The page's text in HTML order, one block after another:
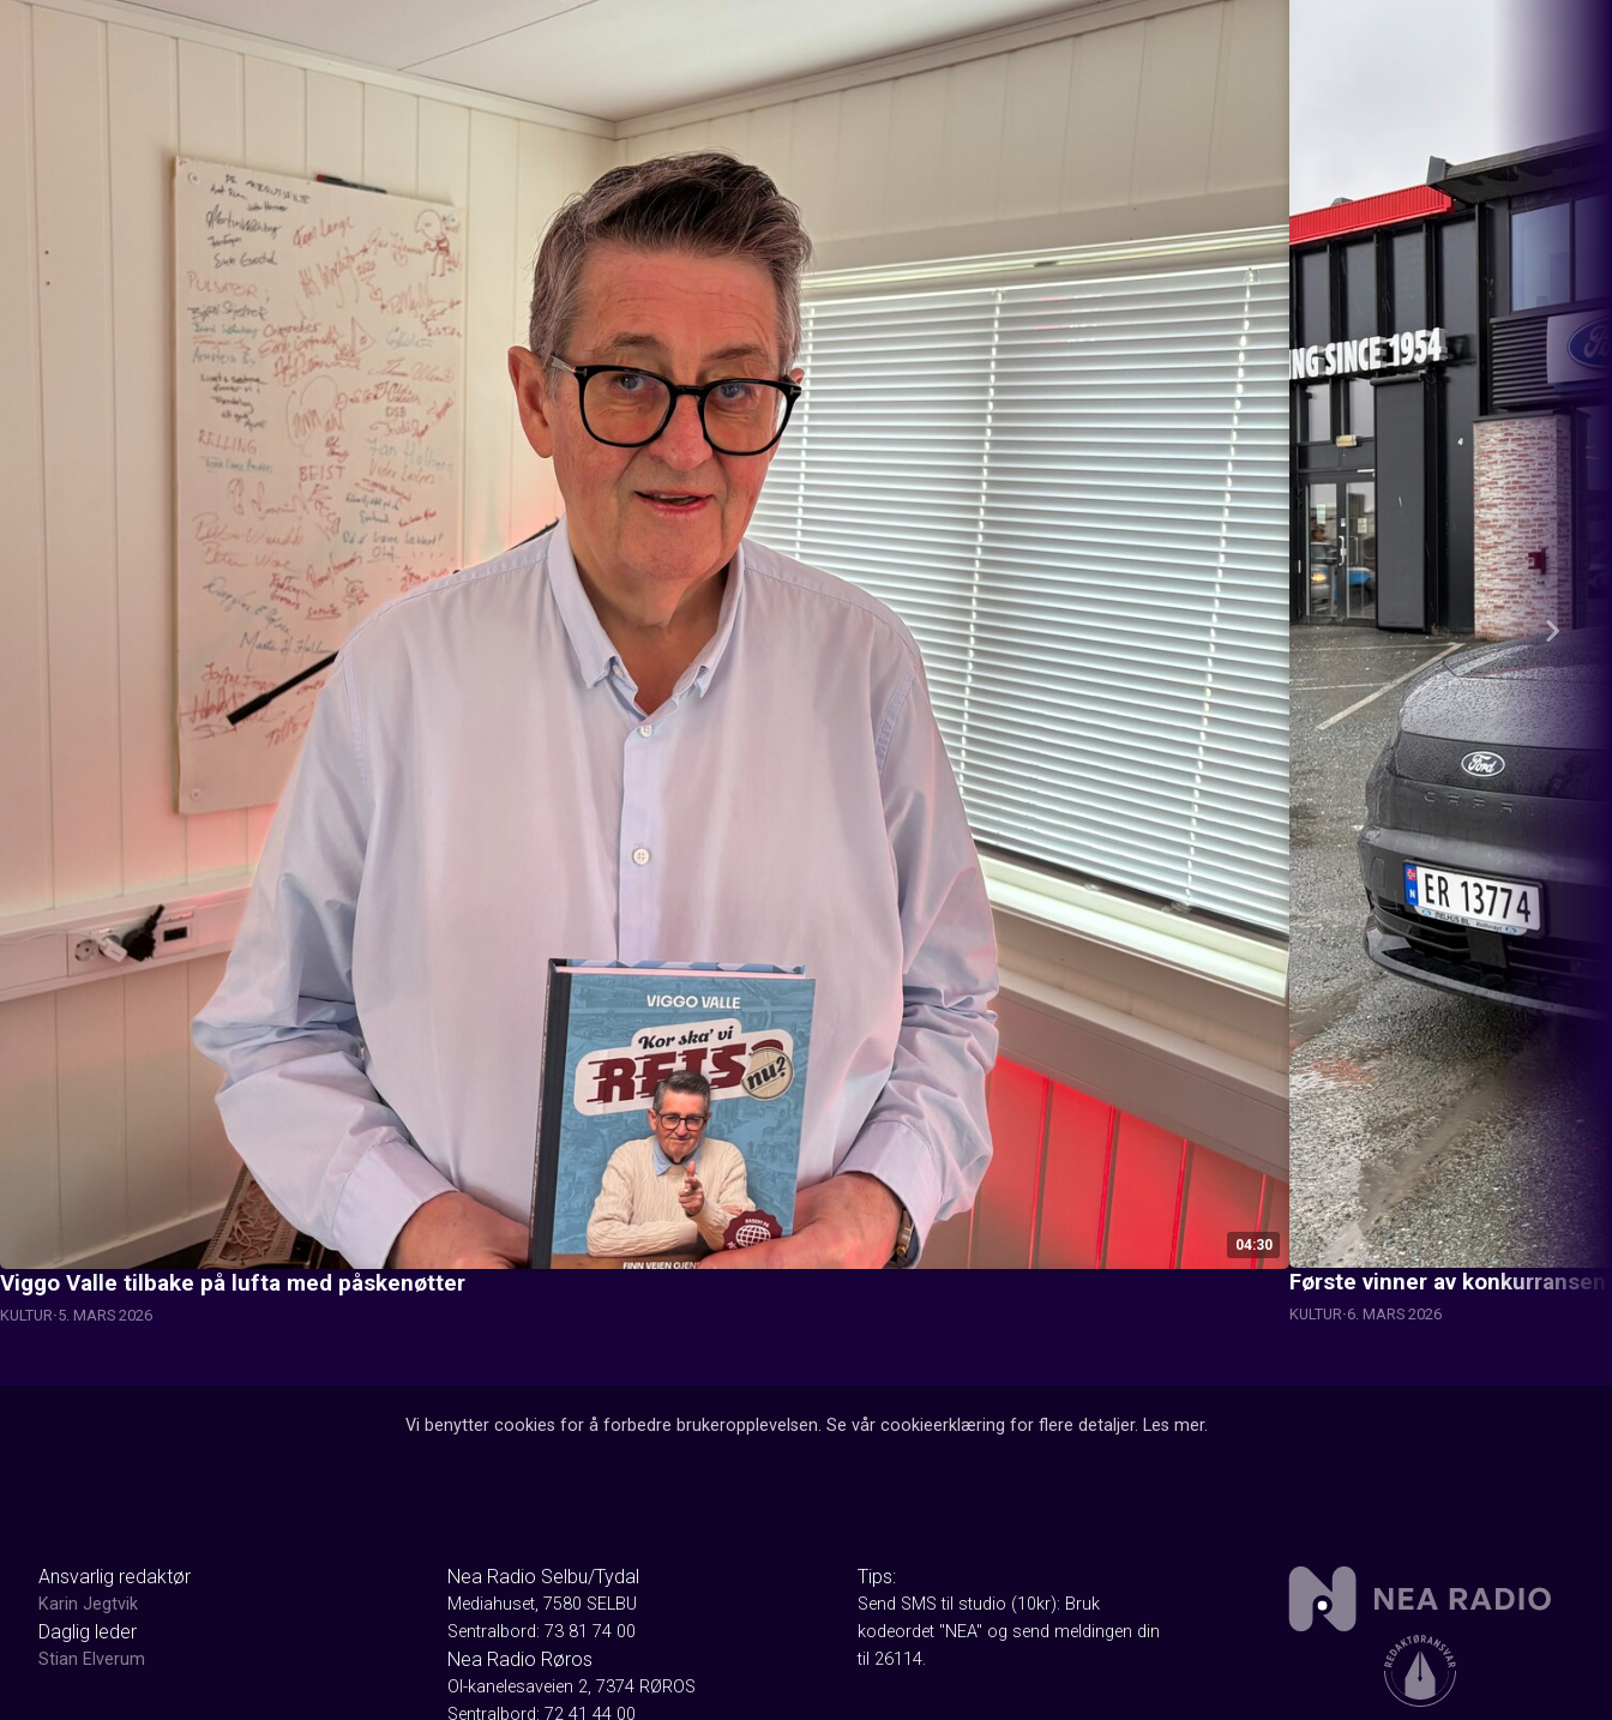
04:30
Viggo Valle tilbake på lufta med påskenøtter
KULTUR 5. MARS 2026
Første vinner av
KULTUR 6. MARS 2026
Vi benytter cookies for å forbedre brukeropplevelsen. Se vår cookieerklæring for flere detaljer. Les mer.
Ansvarlig redaktør
Karin Jegtvik
Daglig leder
Stian Elverum
Nea Radio Selbu/Tydal
Mediahuset, 7580 SELBU
Sentralbord: 73 81 74 00
Nea Radio Røros
Ol-kanelesaveien 2, 7374 RØROS
Sentralbord: 72 41 44 00
Tips:
Send SMS til studio (10kr): Bruk
kodeordet "NEA" og send meldingen din
til 26114.